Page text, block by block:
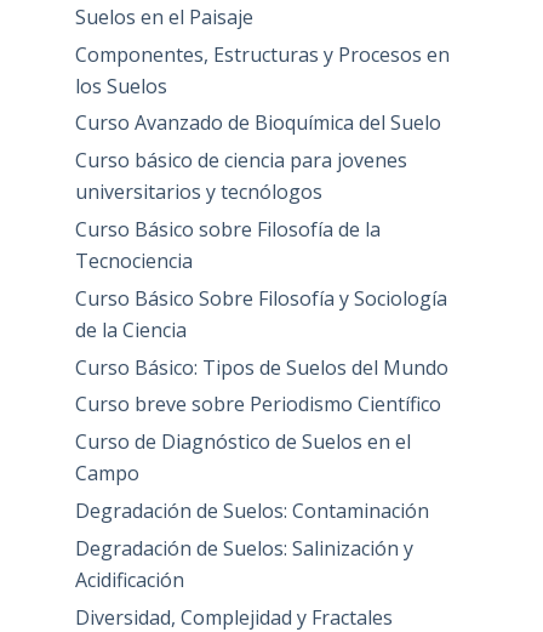
Suelos en el Paisaje
Componentes, Estructuras y Procesos en
los Suelos
Curso Avanzado de Bioquímica del Suelo
Curso básico de ciencia para jovenes
universitarios y tecnólogos
Curso Básico sobre Filosofía de la
Tecnociencia
Curso Básico Sobre Filosofía y Sociología
de la Ciencia
Curso Básico: Tipos de Suelos del Mundo
Curso breve sobre Periodismo Científico
Curso de Diagnóstico de Suelos en el
Campo
Degradación de Suelos: Contaminación
Degradación de Suelos: Salinización y
Acidificación
Diversidad, Complejidad y Fractales